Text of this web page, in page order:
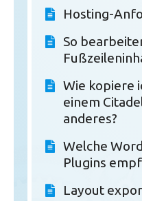
Hosting-
So
Wie kopiere
einem
anderes?
Welche
Plugins
Layout